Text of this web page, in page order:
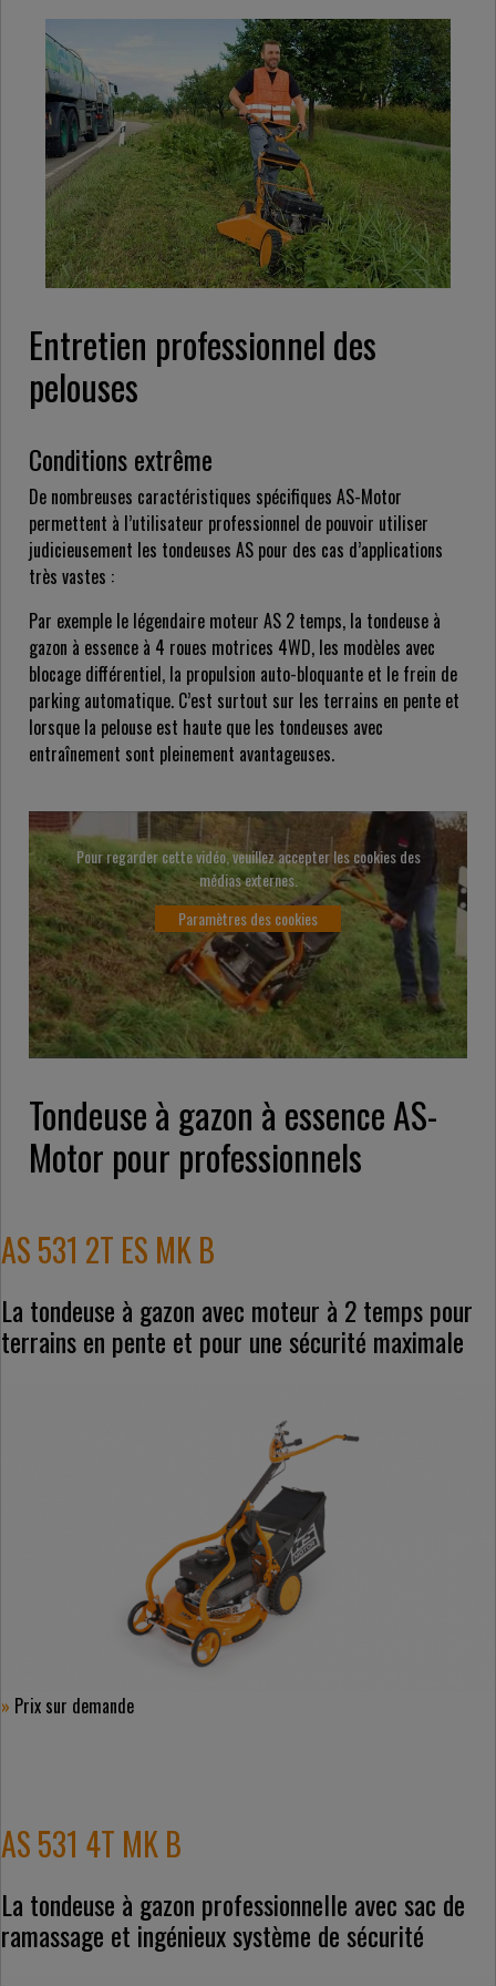
Entretien professionnel des
pelouses
Conditions extrême
De nombreuses caractéristiques spécifiques AS-Motor
permettent à l’utilisateur professionnel de pouvoir utiliser
judicieusement les tondeuses AS pour des cas d’applications
très vastes :
Par exemple le légendaire moteur AS 2 temps, la tondeuse à
gazon à essence à 4 roues motrices 4WD, les modèles avec
blocage différentiel, la propulsion auto-bloquante et le frein de
parking automatique. C’est surtout sur les terrains en pente et
lorsque la pelouse est haute que les tondeuses avec
entraînement sont pleinement avantageuses.
Pour regarder cette vidéo, veuillez accepter les cookies des
médias externes.
Paramètres des cookies
Tondeuse à gazon à essence AS-
Motor pour professionnels
AS 531 2T ES MK B
La tondeuse à gazon avec moteur à 2 temps pour
terrains en pente et pour une sécurité maximale
» Prix ​​sur demande
AS 531 4T MK B
La tondeuse à gazon professionnelle avec sac de
ramassage et ingénieux système de sécurité